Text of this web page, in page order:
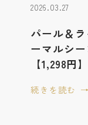
2026.03.27
パール＆
ーマルシ
【1,298円】
続きを読む